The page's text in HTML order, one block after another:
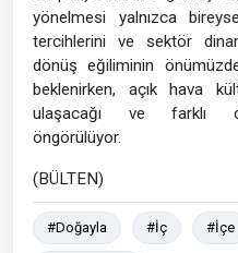
yönelmesi yalnızca
tercihlerini ve sektör
dönüş eğiliminin
beklenirken, açık hava
ulaşacağı ve farklı
öngörülüyor.
(BÜLTEN)
#Doğayla #İç #İçe